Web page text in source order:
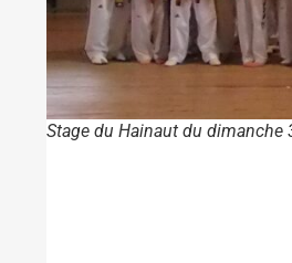
Stage du Hainaut du dimanche